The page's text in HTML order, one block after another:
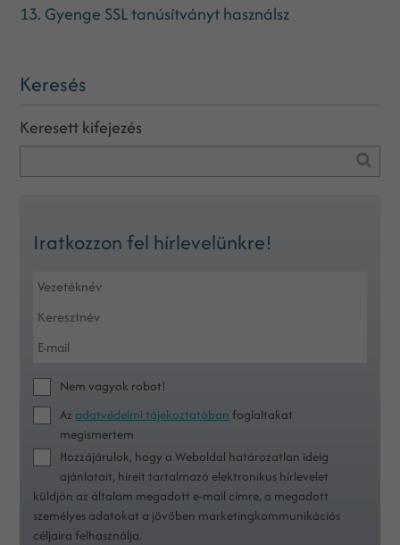
13. Gyenge SSL tanúsítványt használsz
Keresés
Keresett kifejezés
Iratkozzon fel hírlevelünkre!
Nem vagyok robot!
Azadatvédelmi tájékoztatóban foglaltakat
megismertem
Hozzájárulok, hogy a Weboldal határozatlan ideig
ajánlatait, híreit tartalmazó elektronikus hírlevelet
küldjön az általam megadott e-mail címre, a megadott
személyes adatokat a jövőben marketingkommunikációs
céljaira felhasználja.